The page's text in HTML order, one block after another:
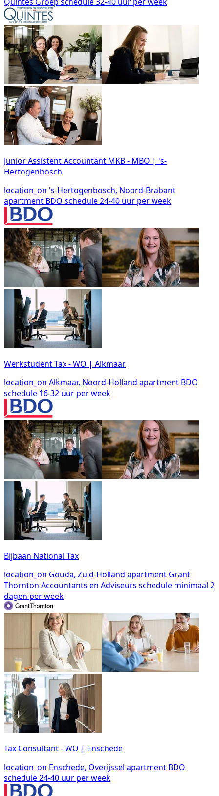
Junior Assistent Accountant MKB - MBO | 's-
Hertogenbosch
location_on 's-Hertogenbosch, Noord-Brabant
apartment BDO schedule24-40 uur per week
Werkstudent Tax - WO | Alkmaar
location_on Alkmaar, Noord-Holland apartment BDO
schedule 16-32 uur per week
Bijbaan National Tax
location_on Gouda, Zuid-Holland apartment Grant
Thornton Accountants en Adviseurs schedule minimaal 2
dagen per week
Tax Consultant - WO | Enschede
location_on Enschede, Overijssel apartment BDO
schedule24-40 uur per week